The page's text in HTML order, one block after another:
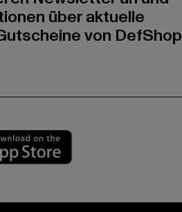
über aktuelle
von DefShop